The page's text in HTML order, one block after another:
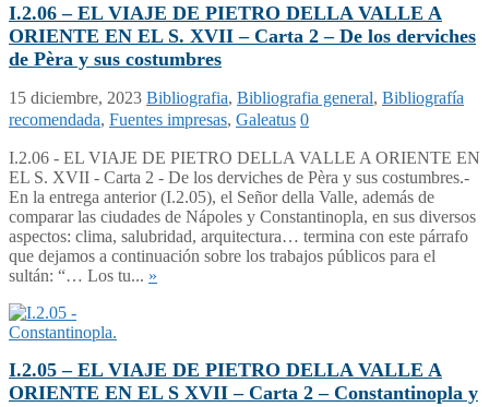
I.2.06 – EL VIAJE DE PIETRO DELLA VALLE A
ORIENTE EN EL S. XVII – Carta 2 – De los derviches
de Pèra y sus costumbres
15 diciembre, 2023 Bibliografia, Bibliografia general, Bibliografía
recomendada, Fuentes impresas, Galeatus 0
I.2.06 - EL VIAJE DE PIETRO DELLA VALLE A ORIENTE EN
EL S. XVII - Carta 2 - De los derviches de Pèra y sus costumbres.-
En la entrega anterior (I.2.05), el Señor della Valle, además de
comparar las ciudades de Nápoles y Constantinopla, en sus diversos
aspectos: clima, salubridad, arquitectura… termina con este párrafo
que dejamos a continuación sobre los trabajos públicos para el
sultán: “… Los tu... »
I.2.05 – EL VIAJE DE PIETRO DELLA VALLE A
ORIENTE EN EL S XVII – Carta 2 – Constantinopla y